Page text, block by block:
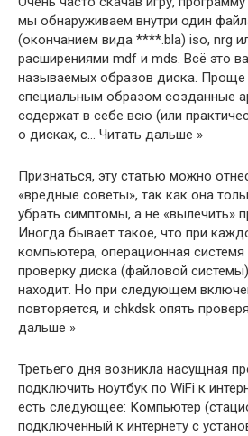
мы обнаруживаем внутри один
(окончанием вида ****.bla) iso, nrg
расширениями mdf и mds. Всё это
называемых образов диска. Проще
специальным образом созданные
содержат в себе всю (или
о дисках, с… Читать дальше »
Признаться, эту статью можно
«вредные советы», так как она
убрать симптомы, а не «вылечить»
Иногда бывает такое, что при
компьютера, операционная
проверку диска (файловой
находит. Но при следующем
повторяется, и chkdsk опять
дальше »
Третьего дня возникла насущная
подключить ноутбук по WiFi к
есть следующее: Компьютер
подключенный к интернету с